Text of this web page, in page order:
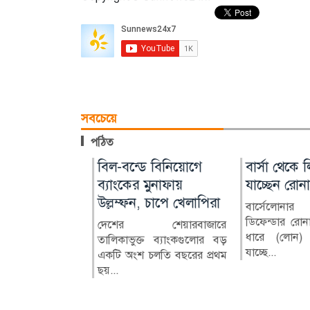
সবচেয়ে
পঠিত
বিল-বন্ডে বিনিয়োগে
ব্যাংকের মুনাফায়
উল্লম্ফন, চাপে খেলাপিরা
দেশের শেয়ারবাজারে
তালিকাভুক্ত ব্যাংকগুলোর বড়
একটি অংশ চলতি বছরের প্রথম
ছয়...
বার্সা থেকে
যাচ্ছেন
ডিফেন্ডার
ধারে (লোন)
যাচ্ছে...
সালমান শাহ হত্যা
মামলা, খলনায়ক ডন
গ্রেপ্তার
ঢাকাই চলচ্চিত্রের জনপ্রিয়
নায়ক সালমান শাহ হত্যা
মামলায় খল চরিত্রের
অভিনেতা ডন...
ইসলামী
শরী’আহ
কমিটির সভা
ইসলামী ব্যাংক
পিএলসি-এর
সুপারভাইজরি